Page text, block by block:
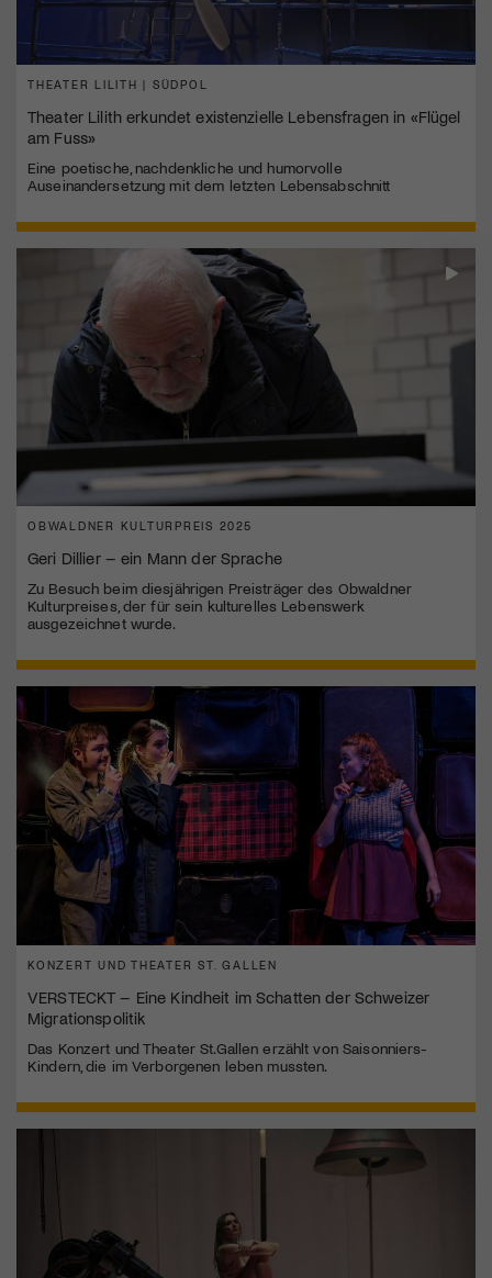
THEATER LILITH | SÜDPOL
Theater Lilith erkundet existenzielle Lebensfragen in «Flügel
am Fuss»
Eine poetische, nachdenkliche und humorvolle
Auseinandersetzung mit dem letzten Lebensabschnitt
OBWALDNER KULTURPREIS 2025
Geri Dillier – ein Mann der Sprache
Zu Besuch beim diesjährigen Preisträger des Obwaldner
Kulturpreises, der für sein kulturelles Lebenswerk
ausgezeichnet wurde.
KONZERT UND THEATER ST. GALLEN
VERSTECKT – Eine Kindheit im Schatten der Schweizer
Migrationspolitik
Das Konzert und Theater St.Gallen erzählt von Saisonniers-
Kindern, die im Verborgenen leben mussten.